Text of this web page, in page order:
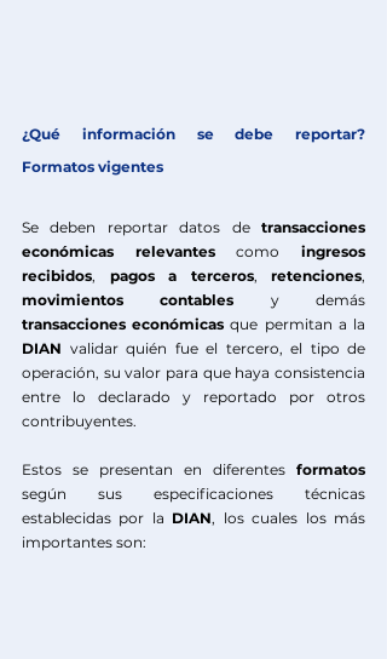
¿Qué información se debe reportar?
Formatos vigentes
Se deben reportar datos de transacciones
económicas relevantes como ingresos
recibidos, pagos a terceros, retenciones
movimientos contables
transacciones económicas
DIAN validar quién fue el tercero, el tipo de
operación, su valor para que haya consistencia
entre lo declarado y reportado por otros
contribuyentes.
Estos se presentan en diferentes
según sus especificaciones técnicas
establecidas por la DIAN, los cuales los más
importantes son: